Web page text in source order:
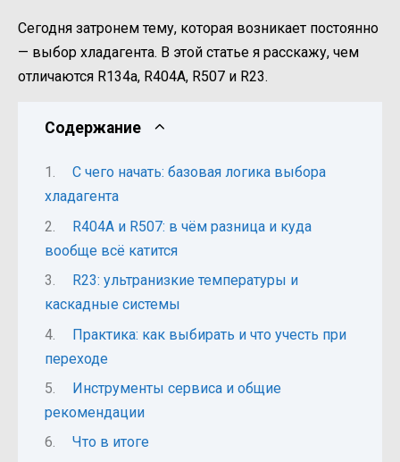
Сегодня затронем тему, которая возникает постоянно
— выбор хладагента. В этой статье я расскажу, чем
отличаются R134a, R404А, R507 и R23.
Содержание
С чего начать: базовая логика выбора
хладагента
R404A и R507: в чём разница и куда
вообще всё катится
R23: ультранизкие температуры и
каскадные системы
Практика: как выбирать и что учесть при
переходе
Инструменты сервиса и общие
рекомендации
Что в итоге